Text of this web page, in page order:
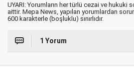
UYARI: Yorumların her türlü cezai ve hukuki
aittir. Mepa News, yapılan yorumlardan
600 karakterle (boşluklu) sınırlıdır.
1 Yorum